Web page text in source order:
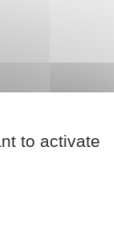
to activate